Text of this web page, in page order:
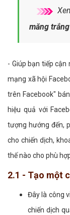
măng
- Giúp bạn tiếp
mạng xã hội
trên Facebook"
hiệu quả với
tượng hướng đến,
cho chiến dịch,
thế nào cho phù
2.1 - Tạo một
Đây là công
chiến dịch